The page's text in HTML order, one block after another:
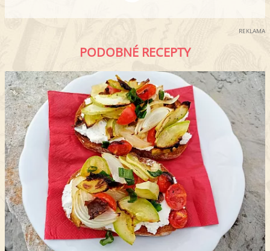
REKLAMA
PODOBNÉ RECEPTY